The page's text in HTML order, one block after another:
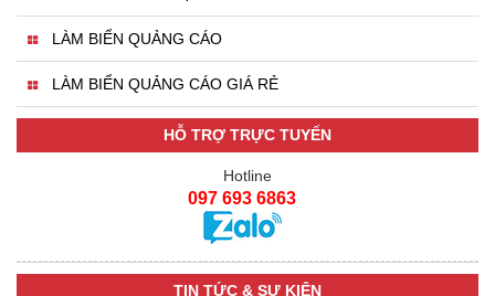
LÀM BIỂN QUẢNG CÁO
LÀM BIỂN QUẢNG CÁO GIÁ RẺ
HỖ TRỢ TRỰC TUYẾN
Hotline
097 693 6863
TIN TỨC & SỰ KIỆN